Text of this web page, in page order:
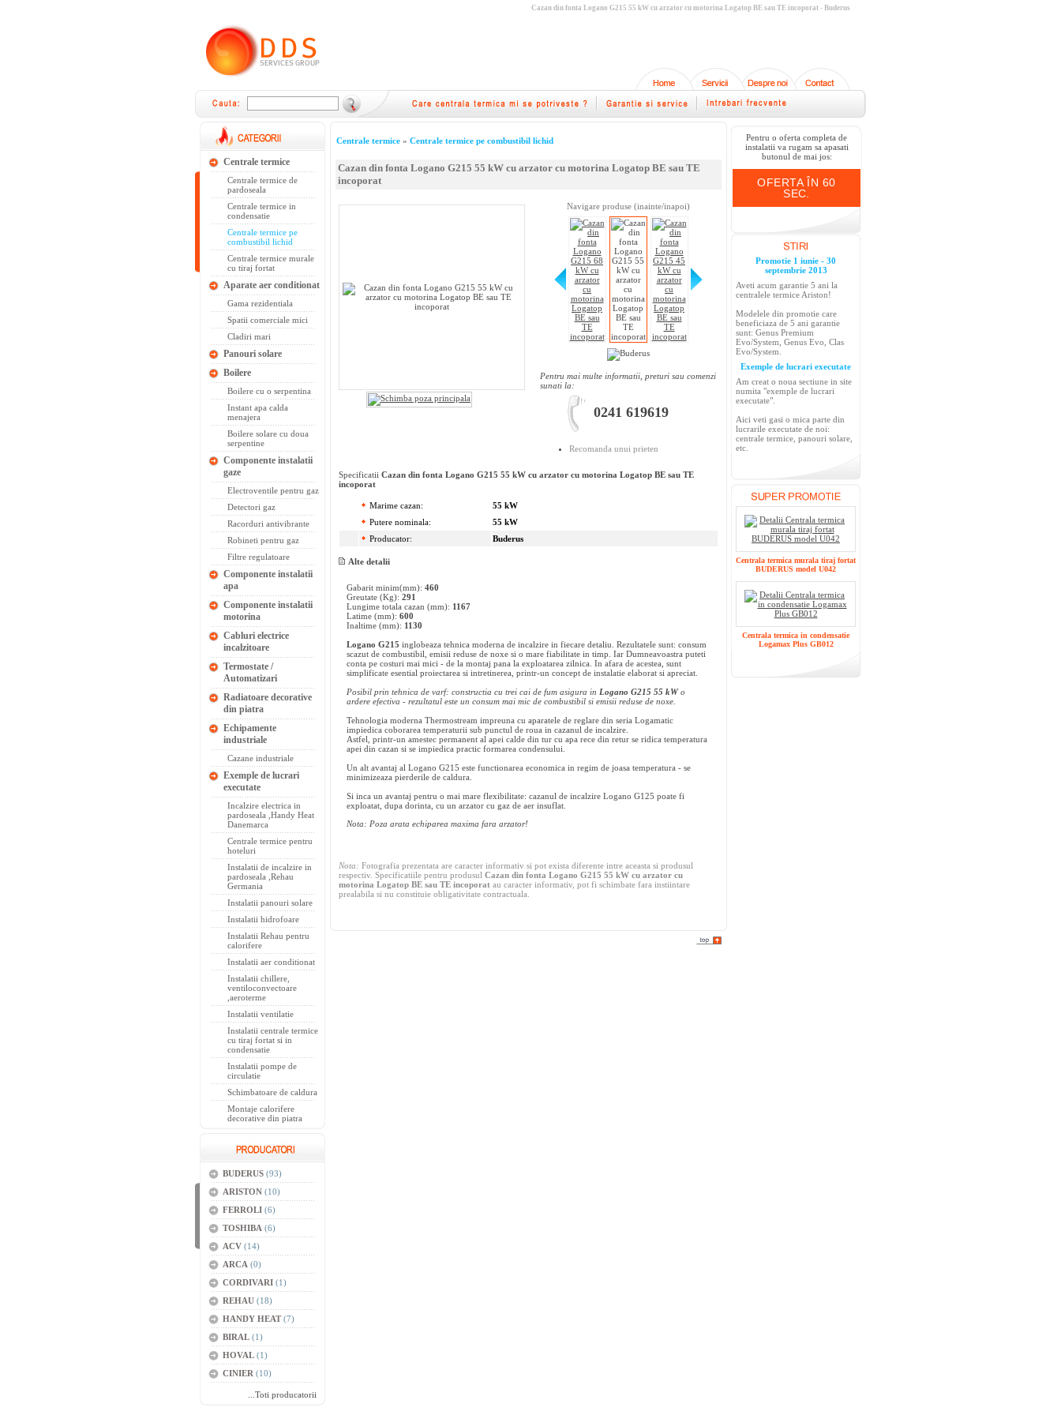
Cazan din fonta Logano G215 55 kW cu arzator cu motorina Logatop BE sau TE incoporat - Buderus
Centrale termice
Centrale termice de
pardoseala
Centrale termice in
condensatie
Centrale termice pe
combustibil lichid
Centrale termice murale
cu tiraj fortat
Aparate aer conditionat
Gama rezidentiala
Spatii comerciale mici
Cladiri mari
Panouri solare
Boilere
Boilere cu o serpentina
Instant apa calda
menajera
Boilere solare cu doua
serpentine
Componente instalatii
gaze
Electroventile pentru gaz
Detectori gaz
Racorduri antivibrante
Robineti pentru gaz
Filtre regulatoare
Componente instalatii
apa
Componente instalatii
motorina
Cabluri electrice
incalzitoare
Termostate /
Automatizari
Radiatoare decorative
din piatra
Echipamente
industriale
Cazane industriale
Exemple de lucrari
executate
Incalzire electrica in
pardoseala ,Handy Heat
Danemarca
Centrale termice pentru
hoteluri
Instalatii de incalzire in
pardoseala ,Rehau
Germania
Instalatii panouri solare
Instalatii hidrofoare
Instalatii Rehau pentru
calorifere
Instalatii aer conditionat
Instalatii chillere,
ventiloconvectoare
,aeroterme
Instalatii ventilatie
Instalatii centrale termice
cu tiraj fortat si in
condensatie
Instalatii pompe de
circulatie
Schimbatoare de caldura
Montaje calorifere
decorative din piatra
BUDERUS (93)
ARISTON (10)
FERROLI (6)
TOSHIBA (6)
ACV (14)
ARCA (0)
CORDIVARI (1)
REHAU (18)
HANDY HEAT(7)
BIRAL (1)
HOVAL (1)
CINIER (10)
...Toti producatorii
Centrale termice » Centrale termice pe combustibil lichid
Cazan din fonta Logano G215 55 kW cu arzator cu motorina Logatop BE sau TE
incoporat
Navigare produse (inainte/inapoi)
Pentru mai multe informatii, preturi sau comenzi
sunati la:
0241 619619
Recomanda unui prieten
Specificatii Cazan din fonta Logano G215 55 kW cu arzator cu motorina Logatop BE sau TE
incoporat
Marime cazan:
55 kW
Putere nominala:
55 kW
Producator:
Buderus
Alte detalii
Gabarit minim(mm): 460
Greutate (Kg): 291
Lungime totala cazan (mm): 1167
Latime (mm): 600
Inaltime (mm): 1130
Logano G215 inglobeaza tehnica moderna de incalzire in fiecare detaliu. Rezultatele sunt: consum
scazut de combustibil, emisii reduse de noxe si o mare fiabilitate in timp. Iar Dumneavoastra puteti
conta pe costuri mai mici - de la montaj pana la exploatarea zilnica. In afara de acestea, sunt
simplificate esential proiectarea si intretinerea, printr-un concept de instalatie elaborat si apreciat.
Posibil prin tehnica de varf: constructia cu trei cai de fum asigura in Logano G215 55 kWo
ardere efectiva - rezultatul este un consum mai mic de combustibil si emisii reduse de noxe.
Tehnologia moderna Thermostream impreuna cu aparatele de reglare din seria Logamatic
impiedica coborarea temperaturii sub punctul de roua in cazanul de incalzire.
Astfel, printr-un amestec permanent al apei calde din tur cu apa rece din retur se ridica temperatura
apei din cazan si se impiedica practic formarea condensului.
Un alt avantaj al Logano G215 este functionarea economica in regim de joasa temperatura - se
minimizeaza pierderile de caldura.
Si inca un avantaj pentru o mai mare flexibilitate: cazanul de incalzire Logano G125 poate fi
exploatat, dupa dorinta, cu un arzator cu gaz de aer insuflat.
Nota: Poza arata echiparea maxima fara arzator!
Nota: Fotografia prezentata are caracter informativ si pot exista diferente intre aceasta si produsul
respectiv. Specificatiile pentru produsul Cazan din fonta Logano G215 55 kW cu arzator cu
motorina Logatop BE sau TE incoporat au caracter informativ, pot fi schimbate fara instiintare
prealabila si nu constituie obligativitate contractuala.
Pentru o oferta completa de
instalatii va rugam sa apasati
butonul de mai jos:
OFERTA ÎN 60
SEC.
Promotie 1 iunie - 30
septembrie 2013
Aveti acum garantie 5 ani la
centralele termice Ariston!
Modelele din promotie care
beneficiaza de 5 ani garantie
sunt: Genus Premium
Evo/System, Genus Evo, Clas
Evo/System.
Exemple de lucrari executate
Am creat o noua sectiune in site
numita "exemple de lucrari
executate".
Aici veti gasi o mica parte din
lucrarile executate de noi:
centrale termice, panouri solare,
etc.
Centrala termica murala tiraj fortat
BUDERUS model U042
Centrala termica in condensatie
Logamax Plus GB012